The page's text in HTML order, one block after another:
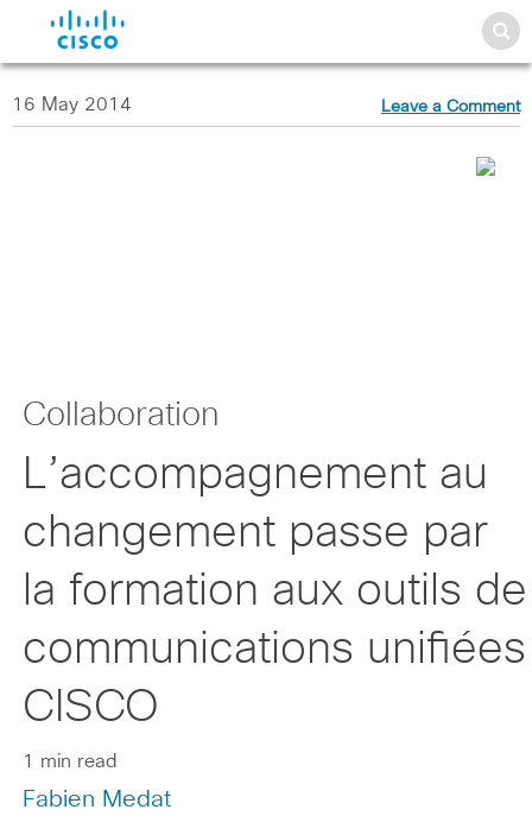
16 May 2014 Leave a Comment
Collaboration
L’accompagnement au
changement passe par
la formation aux outils de
communications unifiées
CISCO
1 min read
Fabien Medat